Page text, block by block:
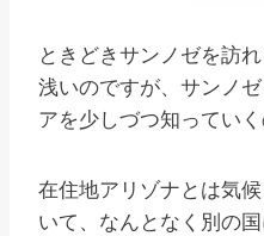
ときどきサンノゼを訪
浅いのですが、サンノ
アを少しづつ知ってい
在住地アリゾナとは気
いて、なんとなく別の